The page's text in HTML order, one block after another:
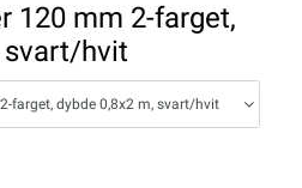
120 mm 2-farget,
svart/hvit
farget, dybde 0,8x2 m, svart/hvit